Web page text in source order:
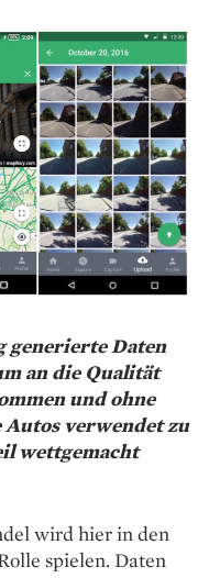
generierte Daten
an die Qualität
und ohne
verwendet zu
wettgemacht
wird hier in den
spielen. Daten